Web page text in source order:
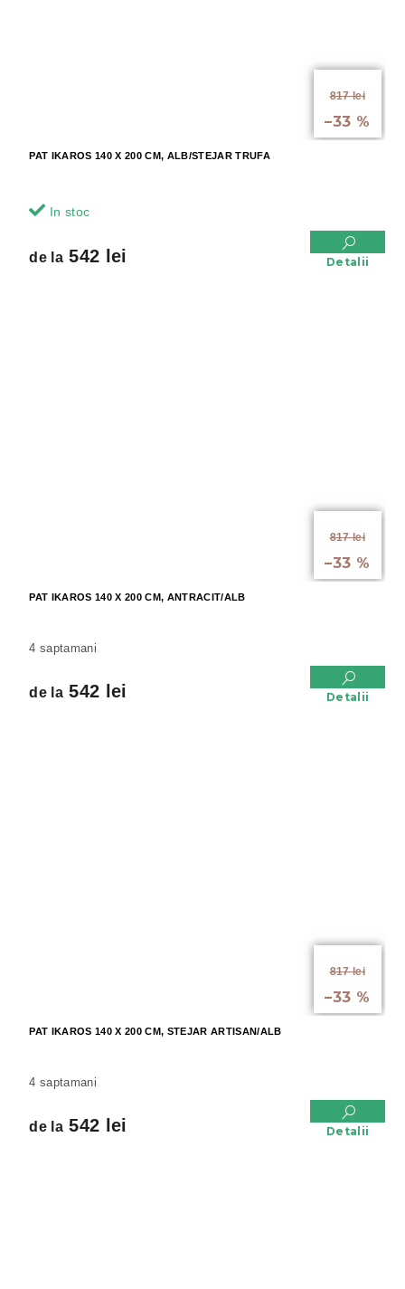
817 lei
–33 %
PAT IKAROS 140 X 200 CM, ALB/STEJAR TRUFA
In stoc
de la542 lei Detalii
817 lei
–33 %
PAT IKAROS 140 X 200 CM, ANTRACIT/ALB
4 saptamani
de la542 lei Detalii
817 lei
–33 %
PAT IKAROS 140 X 200 CM, STEJAR ARTISAN/ALB
4 saptamani
de la542 lei Detalii